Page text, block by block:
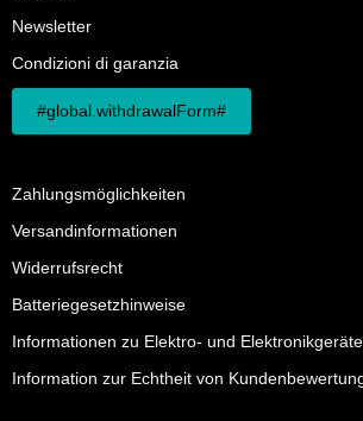
Newsletter
Condizioni di garanzia
#global.withdrawalForm#
Zahlungsmöglichkeiten
Versandinformationen
Widerrufsrecht
Batteriegesetzhinweise
Informationen zu Elektro- und
Information zur Echtheit von